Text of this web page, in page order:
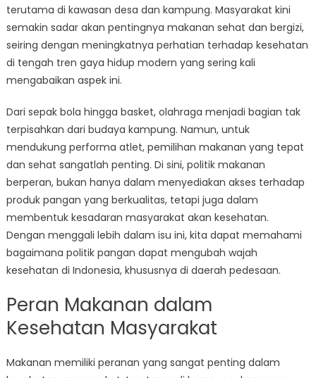
Kampung
Indonesia
terutama di kawasan desa dan kampung. Masyarakat kini
semakin sadar akan pentingnya makanan sehat dan bergizi,
seiring dengan meningkatnya perhatian terhadap kesehatan
di tengah tren gaya hidup modern yang sering kali
mengabaikan aspek ini.
Dari sepak bola hingga basket, olahraga menjadi bagian tak
terpisahkan dari budaya kampung. Namun, untuk
mendukung performa atlet, pemilihan makanan yang tepat
dan sehat sangatlah penting. Di sini, politik makanan
berperan, bukan hanya dalam menyediakan akses terhadap
produk pangan yang berkualitas, tetapi juga dalam
membentuk kesadaran masyarakat akan kesehatan.
Dengan menggali lebih dalam isu ini, kita dapat memahami
bagaimana politik pangan dapat mengubah wajah
kesehatan di Indonesia, khususnya di daerah pedesaan.
Peran Makanan dalam
Kesehatan Masyarakat
Makanan memiliki peranan yang sangat penting dalam